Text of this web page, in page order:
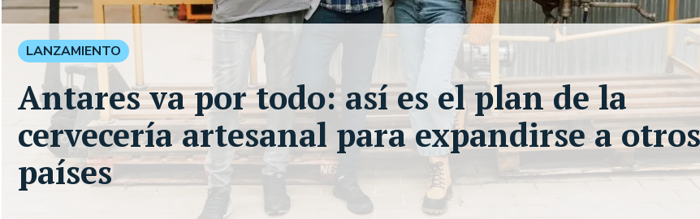
LANZAMIENTO
Antares va por todo: así es el plan de la
cervecería artesanal para expandirse a otros
países